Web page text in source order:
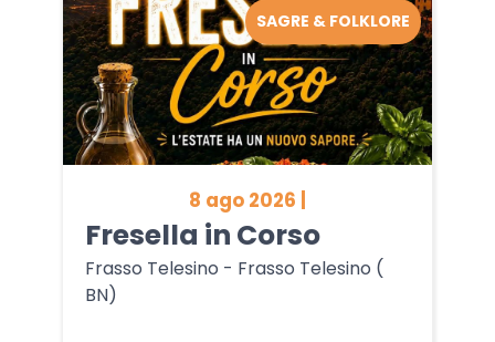
8 ago 2026 |
Fresella in Corso
Frasso Telesino - Frasso Telesino (
BN)
SAGRE & FOLKLORE